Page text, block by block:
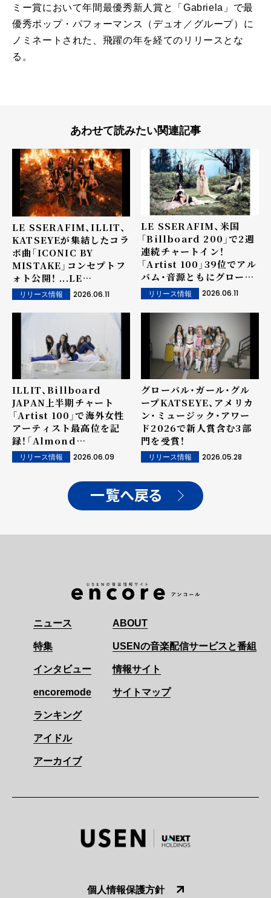
ミー賞において年間最優秀新人賞と「Gabriela」で最
優秀ポップ・パフォーマンス（デュオ／グループ）に
ノミネートされた、飛躍の年を経てのリリースとな
る。
あわせて読みたい関連記事
LE SSERAFIM、ILLIT、
KATSEYEが集結したコラ
ボ曲「ICONIC BY
MISTAKE」コンセプトフ
ォト公開！ ...LE
SSERAFIM、ILLIT、
KATSEYEによる唯一無二
の『ガールパワー』に期待
公開 & 『M
COUNTDOWN』出演！6
月12日午後1時に音源リリ
ース！
リリース情報 2026.06.11
LE SSERAFIM、米国
「Billboard 200」で2週
連続チャートイン！
「Artist 100」39位でアル
バム・音源ともにグローバ
ル人気を証明！
リリース情報 2026.06.11
ILLIT、Billboard
JAPAN上半期チャート
「Artist 100」で海外女性
アーティスト最高位を記
録！「Almond
Chocolate」は「JAPAN
Hot 100」で73位にランク
イン...ロングヒットが際立
リリース情報 2026.06.09
グローバル・ガール・グル
ープKATSEYE、アメリカ
ン・ミュージック・アワー
ド2026で新人賞含む3部
門を受賞！
リリース情報 2026.05.28
一覧へ戻る
ニュース
特集
インタビュー
encoremode
ランキング
アイドル
アーカイブ
ABOUT
USENの音楽配信サービスと番組
情報サイト
サイトマップ
個人情報保護方針